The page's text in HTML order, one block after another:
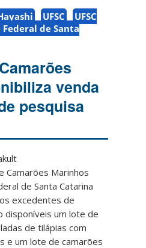
UFSC
UFSC
de Santa
venda
pesquisa
Camarões Marinhos
de Santa Catarina
excedentes de
disponíveis um lote de
de tilápias com
e um lote de camarões